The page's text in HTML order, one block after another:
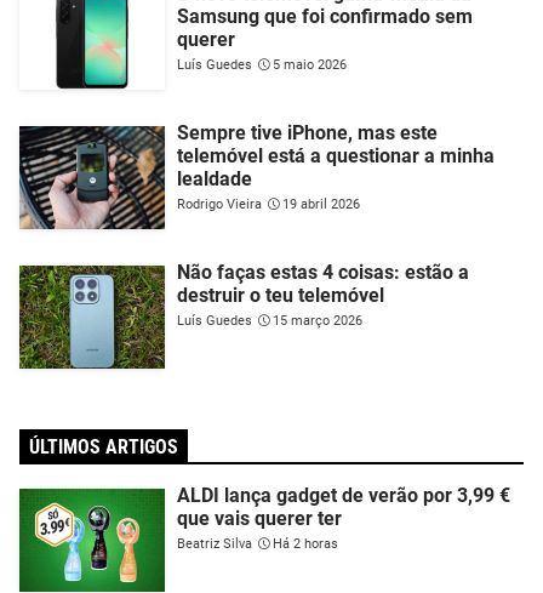
Samsung que foi confirmado sem
querer
Luís Guedes 5 maio 2026
Sempre tive iPhone, mas este
telemóvel está a questionar a minha
lealdade
Rodrigo Vieira 19 abril 2026
Não faças estas 4 coisas: estão a
destruir o teu telemóvel
Luís Guedes 15 março 2026
ÚLTIMOS ARTIGOS
ALDI lança gadget de verão por 3,99 €
que vais querer ter
Beatriz Silva Há 2 horas